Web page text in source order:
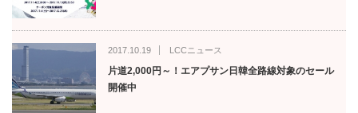
2017.10.19 LCCニュース
片道2,000円～！エアプサン日韓全路線対象のセール
開催中